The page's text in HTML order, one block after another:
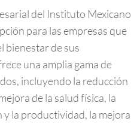
del Instituto Mexicano
para las empresas que
bienestar de sus
una amplia gama de
incluyendo la reducción
de la salud física, la
la productividad, la mejora